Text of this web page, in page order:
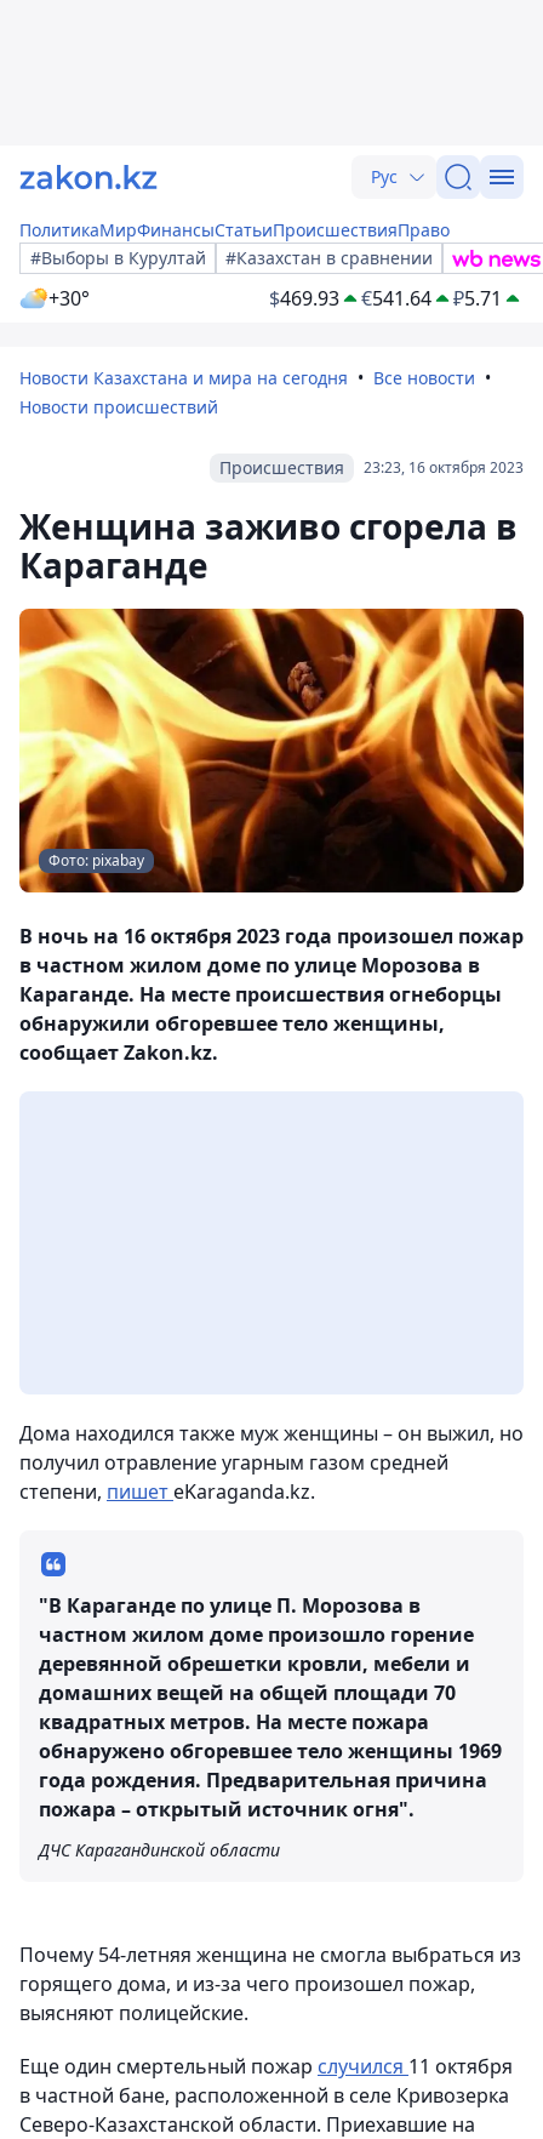
Рус
ПолитикаМирФинансыСтатьиПроисшествияПраво
#Выборы в Курултай
#Казахстан в сравнении
+30° $469.93 €541.64 ₽5.71
Новости Казахстана и мира на сегодня
Все новости
Новости происшествий
23:23, 16 октября 2023
Происшествия
Женщина заживо сгорела в
Караганде
Фото: pixabay
В ночь на 16 октября 2023 года произошел пожар
в частном жилом доме по улице Морозова в
Караганде. На месте происшествия огнеборцы
обнаружили обгоревшее тело женщины,
сообщает Zakon.kz.
Дома находился также муж женщины – он выжил, но
получил отравление угарным газом средней
степени, пишетeKaraganda.kz.
"В Караганде по улице П. Морозова в
частном жилом доме произошло горение
деревянной обрешетки кровли, мебели и
домашних вещей на общей площади 70
квадратных метров. На месте пожара
обнаружено обгоревшее тело женщины 1969
года рождения. Предварительная причина
пожара – открытый источник огня".
ДЧС Карагандинской области
Почему 54-летняя женщина не смогла выбраться из
горящего дома, и из-за чего произошел пожар,
выясняют полицейские.
Еще один смертельный пожар случился 11 октября
в частной бане, расположенной в селе Кривозерка
Северо-Казахстанской области. Приехавшие на